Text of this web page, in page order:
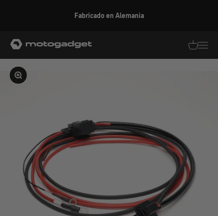
Fabricado en Alemania
motogadget GmbH
Ampliar la imagen